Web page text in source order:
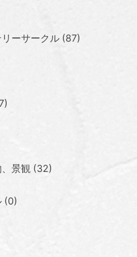
ーサークル 87
景観 32
0